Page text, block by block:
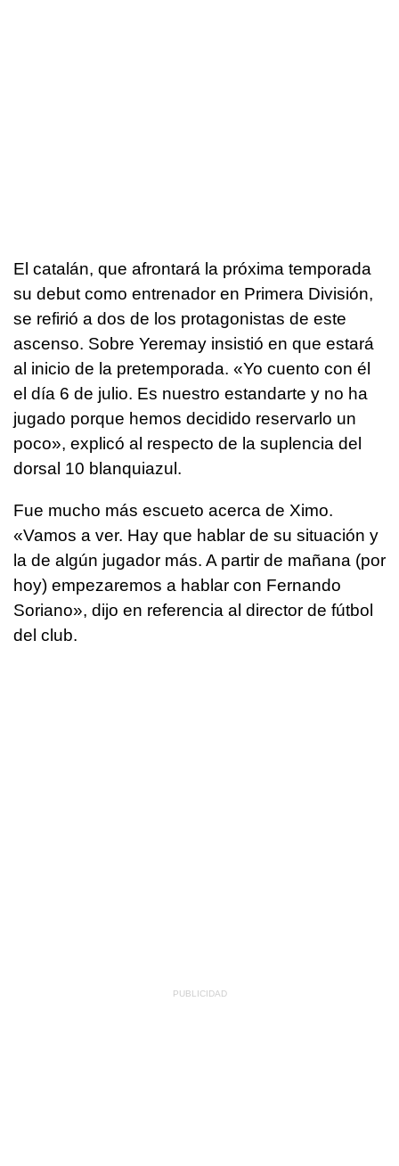
El catalán, que afrontará la próxima temporada
su debut como entrenador en Primera División,
se refirió a dos de los protagonistas de este
ascenso. Sobre Yeremay insistió en que estará
al inicio de la pretemporada. «Yo cuento con él
el día 6 de julio. Es nuestro estandarte y no ha
jugado porque hemos decidido reservarlo un
poco», explicó al respecto de la suplencia del
dorsal 10 blanquiazul.
Fue mucho más escueto acerca de Ximo.
«Vamos a ver. Hay que hablar de su situación y
la de algún jugador más. A partir de mañana (por
hoy) empezaremos a hablar con Fernando
Soriano», dijo en referencia al director de fútbol
del club.